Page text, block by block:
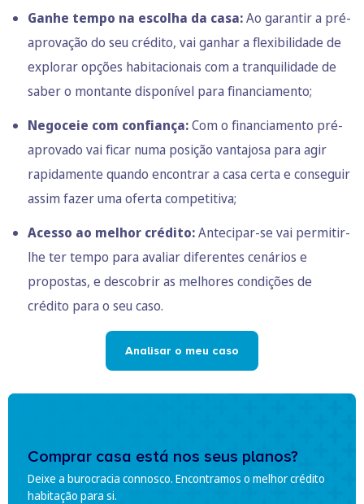
Ganhe tempo na escolha da casa:Ao garantir a pré-
aprovação do seu crédito, vai ganhar a flexibilidade de
explorar opções habitacionais com a tranquilidade de
saber o montante disponível para financiamento;
Negoceie com confiança:Com o financiamento pré-
aprovado vai ficar numa posição vantajosa para agir
rapidamente quando encontrar a casa certa e conseguir
assim fazer uma oferta competitiva;
Acesso ao melhor crédito:Antecipar-se vai permitir-
lhe ter tempo para avaliar diferentes cenários e
propostas, e descobrir as melhores condições de
crédito para o seu caso.
Analisar o meu caso
Comprar casa está nos seus planos?
Deixe a burocracia connosco. Encontramos o melhor crédito
habitação para si.